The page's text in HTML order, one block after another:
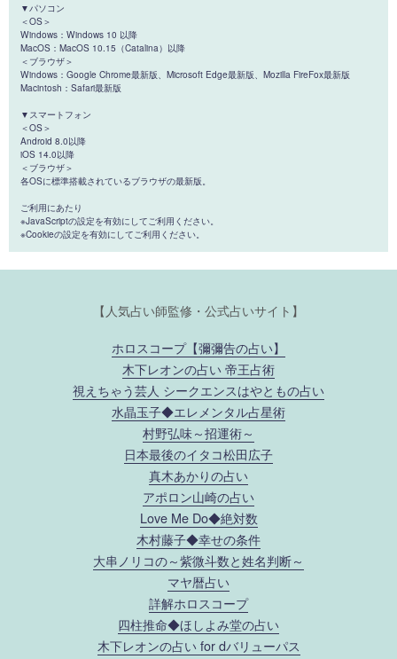
▼パソコン
＜OS＞
Windows：Windows 10 以降
MacOS：MacOS 10.15（Catalina）以降
＜ブラウザ＞
Windows：Google Chrome最新版、Microsoft Edge最新版、Mozilla FireFox最新版
Macintosh：Safari最新版
▼スマートフォン
＜OS＞
Android 8.0以降
iOS 14.0以降
＜ブラウザ＞
各OSに標準搭載されているブラウザの最新版。
ご利用にあたり
※JavaScriptの設定を有効にしてご利用ください。
※Cookieの設定を有効にしてご利用ください。
【人気占い師監修・公式占いサイト】
ホロスコープ【彌彌告の占い】
木下レオンの占い 帝王占術
視えちゃう芸人 シークエンスはやともの占い
水晶玉子◆エレメンタル占星術
村野弘味～招運術～
日本最後のイタコ松田広子
真木あかりの占い
アポロン山崎の占い
Love Me Do◆絶対数
木村藤子◆幸せの条件
大串ノリコの～紫微斗数と姓名判断～
マヤ暦占い
詳解ホロスコープ
四柱推命◆ほしよみ堂の占い
木下レオンの占い for dバリューパス